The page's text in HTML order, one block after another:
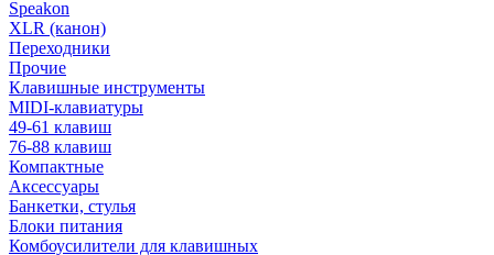
Speakon
XLR (канон)
Переходники
Прочие
Клавишные инструменты
MIDI-клавиатуры
49-61 клавиш
76-88 клавиш
Компактные
Аксессуары
Банкетки, стулья
Блоки питания
Комбоусилители для клавишных